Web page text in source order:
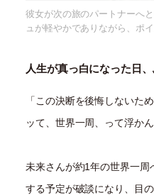
彼女が次の旅のパートナーへ
ュが軽やかでありながら、ポ
人生が真っ白になった日
「この決断を後悔しないた
ッて、世界一周、って浮かん
未来さんが約1年の世界一周
する予定が破談になり、目